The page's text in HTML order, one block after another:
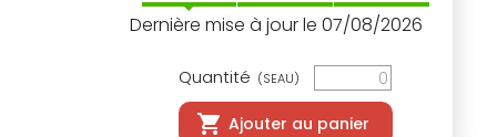
Dernière mise à jour le 07/08/2026
Quantité (SEAU)
Ajouter au panier